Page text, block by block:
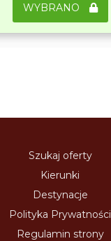
WYBRANO
Szukaj oferty
Kierunki
Destynacje
Polityka Prywatności
Regulamin strony